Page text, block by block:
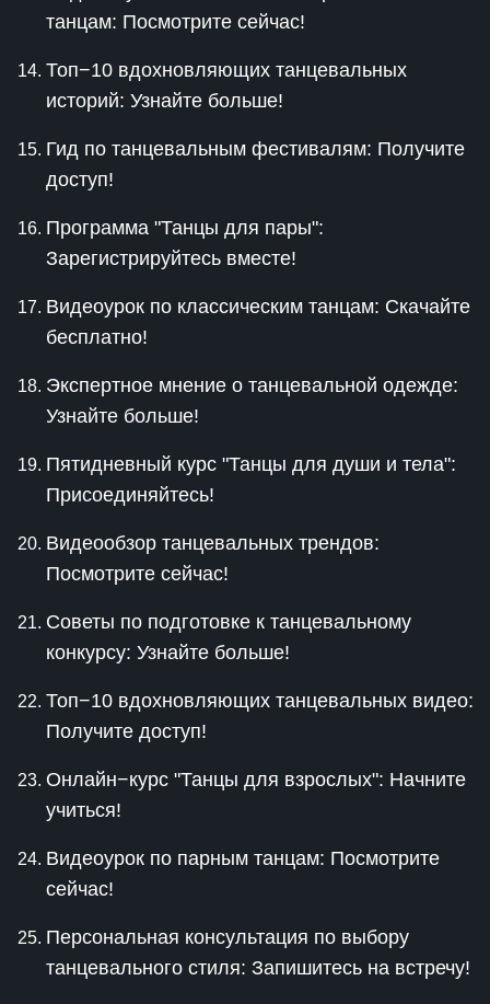
танцам: Посмотрите сейчас!
Топ−10 вдохновляющих танцевальных
историй: Узнайте больше!
Гид по танцевальным фестивалям: Получите
доступ!
Программа "Танцы для пары":
Зарегистрируйтесь вместе!
Видеоурок по классическим танцам: Скачайте
бесплатно!
Экспертное мнение о танцевальной одежде:
Узнайте больше!
Пятидневный курс "Танцы для души и тела":
Присоединяйтесь!
Видеообзор танцевальных трендов:
Посмотрите сейчас!
Советы по подготовке к танцевальному
конкурсу: Узнайте больше!
Топ−10 вдохновляющих танцевальных видео:
Получите доступ!
Онлайн−курс "Танцы для взрослых": Начните
учиться!
Видеоурок по парным танцам: Посмотрите
сейчас!
Персональная консультация по выбору
танцевального стиля: Запишитесь на встречу!